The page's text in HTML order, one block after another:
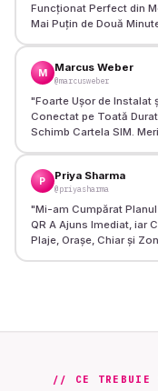
Funcționat Perfect din
Mai Puțin de Două
M Marcus Weber
@marcusweber
"Foarte Ușor de Instalat
Conectat pe Toată
Schimb Cartela SIM.
P Priya Sharma
@priyasharma
"Mi-am Cumpărat
QR A Ajuns Imediat, iar
Plaje, Orașe, Chiar și
// CE TREBUIE